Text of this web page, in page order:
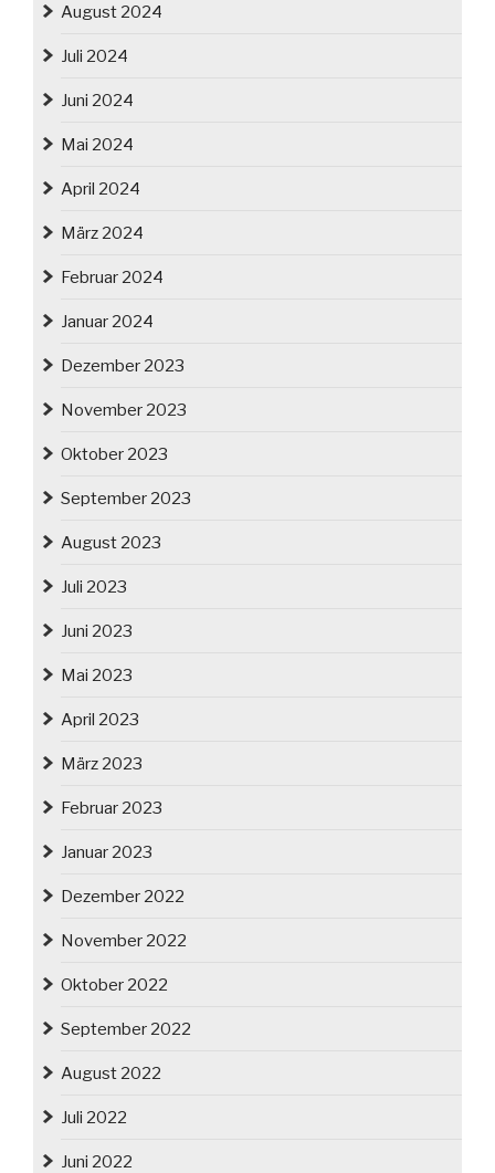
August 2024
Juli 2024
Juni 2024
Mai 2024
April 2024
März 2024
Februar 2024
Januar 2024
Dezember 2023
November 2023
Oktober 2023
September 2023
August 2023
Juli 2023
Juni 2023
Mai 2023
April 2023
März 2023
Februar 2023
Januar 2023
Dezember 2022
November 2022
Oktober 2022
September 2022
August 2022
Juli 2022
Juni 2022